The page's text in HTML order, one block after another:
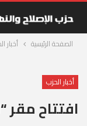
الصفحة الرئيسية أخبار
أخبار الحزب
افتتاح مقر